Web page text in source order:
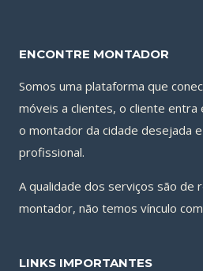
ENCONTRE MONTADOR
Somos uma plataforma que
móveis a clientes, o cliente
o montador da cidade desejada
profissional.
A qualidade dos serviços são de
montador, não temos vínculo
LINKS IMPORTANTES